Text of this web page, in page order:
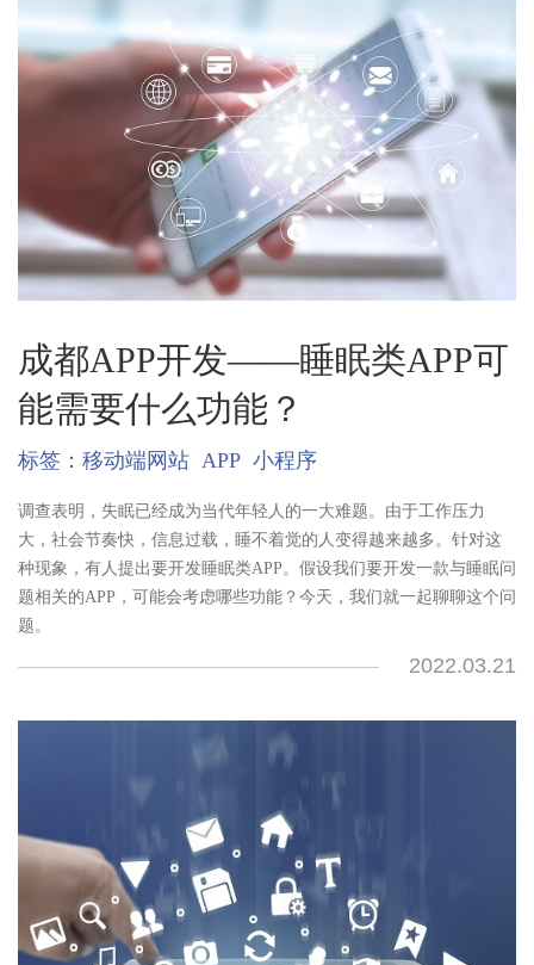
成都APP开发——睡眠类APP可
能需要什么功能？
标签： 移动端网站 APP 小程序
调查表明，失眠已经成为当代年轻人的一大难题。由于工作压力
大，社会节奏快，信息过载，睡不着觉的人变得越来越多。针对这
种现象，有人提出要开发睡眠类APP。假设我们要开发一款与睡眠问
题相关的APP，可能会考虑哪些功能？今天，我们就一起聊聊这个问
题。
2022.03.21